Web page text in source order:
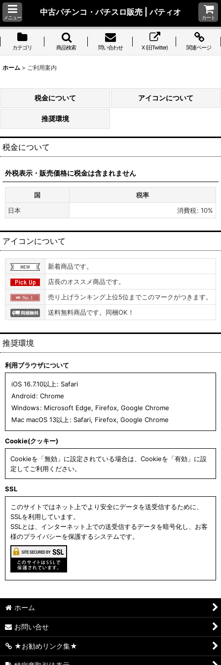
メニュー
中古パチンコ・パチスロ販売 | パティオ
カート
カテゴリ 商品検索 問い合わせ X (旧Twitter) 関連ページ
ホーム > ご利用案内
税金について アイコンについて
推奨環境
税金について
外税表示・販売価格に税金は含まれません
国
税率
日本
消費税: 10%
アイコンについて
新着商品です。
店長のオススメ商品です。
売り上げランキング上位5位までこのマークがつきます。
送料無料商品です。同梱OK！
推奨環境
利用ブラウザについて
iOS 16.7.10以上: Safari
Android: Chrome
Windows: Microsoft Edge, Firefox, Google Chrome
Mac macOS 13以上: Safari, Firefox, Google Chrome
Cookie(クッキー)
Cookieを「無効」に設定されている場合は、Cookieを「有効」に設
定してご利用ください。
SSL
このサイトではネット上でより安全にデータを送受信するために、
SSLを利用しています。
SSLとは、インターネット上での送受信するデータを暗号化し、お客
様のプライバシーを保護するシステムです。
ホーム
お問い合せ
★お勧めリンク集★